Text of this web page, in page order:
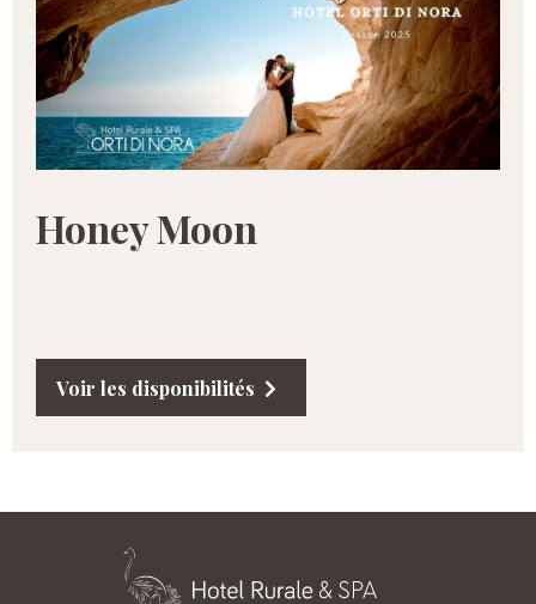
Honey Moon
Voir les disponibilités